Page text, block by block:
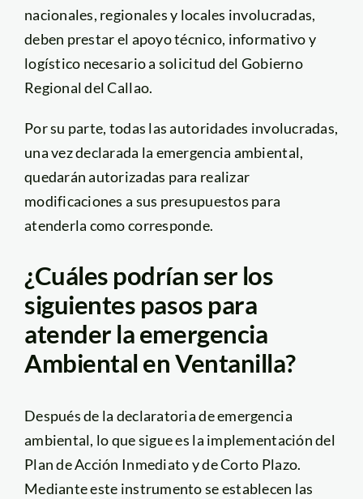
nacionales, regionales y locales involucradas,
deben prestar el apoyo técnico, informativo y
logístico necesario a solicitud del Gobierno
Regional del Callao.
Por su parte, todas las autoridades involucradas,
una vez declarada la emergencia ambiental,
quedarán autorizadas para realizar
modificaciones a sus presupuestos para
atenderla como corresponde.
¿Cuáles podrían ser los
siguientes pasos para
atender la emergencia
Ambiental en Ventanilla?
Después de la declaratoria de emergencia
ambiental, lo que sigue es la implementación del
Plan de Acción Inmediato y de Corto Plazo.
Mediante este instrumento se establecen las